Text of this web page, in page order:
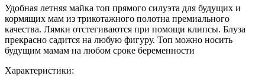
Удобная летняя майка топ прямого силуэта для будущих и
кормящих мам из трикотажного полотна премиального
качества. Лямки отстегиваются при помощи клипсы. Блуза
прекрасно садится на любую фигуру. Топ можно носить
будущим мамам на любом сроке беременности
Характеристики: